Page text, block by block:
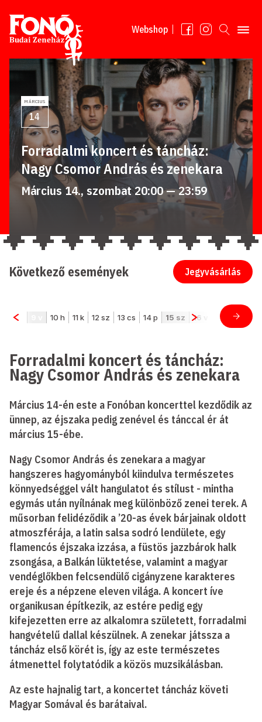
Tovább a tartalomhoz
Webshop
MÁRCIUS
14
Forradalmi koncert és táncház:
Nagy Csomor András és zenekara
Március 14., szombat 20:00 — 23:59
Jegyvásárlás
Következő események
Forradalmi koncert és táncház:
Nagy Csomor András és zenekara
Március 14-én este a Fonóban koncerttel kezdődik az
ünnep, az éjszaka pedig zenével és tánccal ér át
március 15-ébe.
Nagy Csomor András és zenekara a magyar
hangszeres hagyományból kiindulva természetes
könnyedséggel vált hangulatot és stílust - mintha
egymás után nyílnának meg különböző zenei terek. A
műsorban felidéződik a ’20-as évek bárjainak oldott
atmoszférája, a latin salsa sodró lendülete, egy
flamencós éjszaka izzása, a füstös jazzbárok halk
zsongása, a Balkán lüktetése, valamint a magyar
vendéglőkben felcsendülő cigányzene karakteres
ereje és a népzene eleven világa. A koncert íve
organikusan építkezik, az estére pedig egy
kifejezetten erre az alkalomra született, forradalmi
hangvételű dallal készülnek. A zenekar játssza a
táncház első körét is, így az este természetes
átmenettel folytatódik a közös muzsikálásban.
Az este hajnalig tart, a koncertet táncház követi
Magyar Somával és barátaival.